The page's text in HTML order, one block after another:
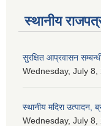
स्थानीय
सुरक्षित आप्रवासन
Wednesday, July
स्थानीय मदिरा उत्पादन,
Wednesday, July 8,